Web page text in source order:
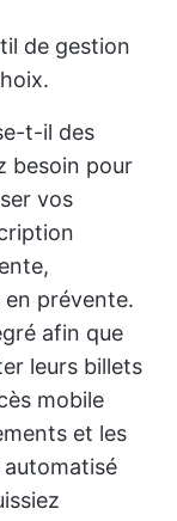
de gestion
t-il des
besoin pour
vos
prévente.
afin que
leurs billets
mobile
et les
automatisé